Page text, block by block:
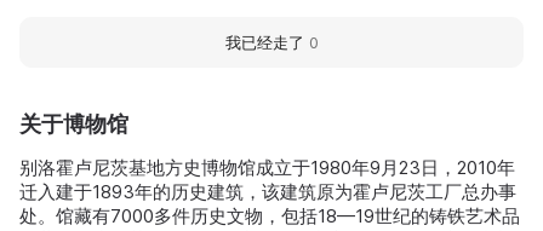
关于博物馆
别洛霍卢尼茨基地方史博物馆成立于1980年9月23日，2010年
迁入建于1893年的历史建筑，该建筑原为霍卢尼茨工厂总办事
处。馆藏有7000多件历史文物，包括18—19世纪的铸铁艺术品
我已经走了 0